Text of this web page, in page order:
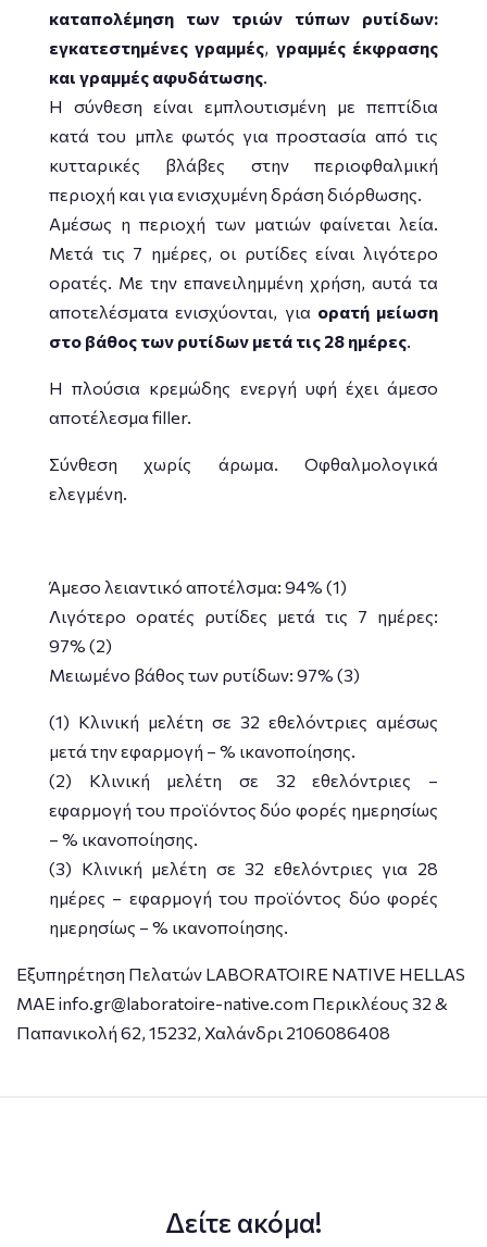
καταπολέμηση των τριών τύπων ρυτίδων:
εγκατεστημένες γραμμές, γραμμές έκφρασης
και γραμμές αφυδάτωσης.
Η σύνθεση είναι εμπλουτισμένη με πεπτίδια
κατά του μπλε φωτός για προστασία από τις
κυτταρικές βλάβες στην περιοφθαλμική
περιοχή και για ενισχυμένη δράση διόρθωσης.
Αμέσως η περιοχή των ματιών φαίνεται λεία.
Μετά τις 7 ημέρες, οι ρυτίδες είναι λιγότερο
ορατές. Με την επανειλημμένη χρήση, αυτά τα
αποτελέσματα ενισχύονται, για ορατή μείωση
στο βάθος των ρυτίδων μετά τις 28 ημέρες.
Η πλούσια κρεμώδης ενεργή υφή έχει άμεσο
αποτέλεσμα filler.
Σύνθεση χωρίς άρωμα. Οφθαλμολογικά
ελεγμένη.
Άμεσο λειαντικό αποτέλσμα: 94% (1)
Λιγότερο ορατές ρυτίδες μετά τις 7 ημέρες:
97% (2)
Μειωμένο βάθος των ρυτίδων: 97% (3)
(1) Κλινική μελέτη σε 32 εθελόντριες αμέσως
μετά την εφαρμογή – % ικανοποίησης.
(2) Κλινική μελέτη σε 32 εθελόντριες –
εφαρμογή του προϊόντος δύο φορές ημερησίως
– % ικανοποίησης.
(3) Κλινική μελέτη σε 32 εθελόντριες για 28
ημέρες – εφαρμογή του προϊόντος δύο φορές
ημερησίως – % ικανοποίησης.
Εξυπηρέτηση Πελατών LABORATOIRE NATIVE HELLAS
MAE info.gr@laboratoire-native.com Περικλέους 32 &
Παπανικολή 62, 15232, Χαλάνδρι 2106086408
Δείτε ακόμα!